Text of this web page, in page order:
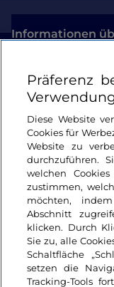
Informationen
Nützliche Links
Login
Bleiben wir in
Präferenz
Diese Website
Cookies für
Website zu
durchzuführen.
welchen
zustimmen,
möchten,
Abschnitt
klicken. Durch
Sie zu, alle
Schaltfläche
setzen die
Tracking-Tools